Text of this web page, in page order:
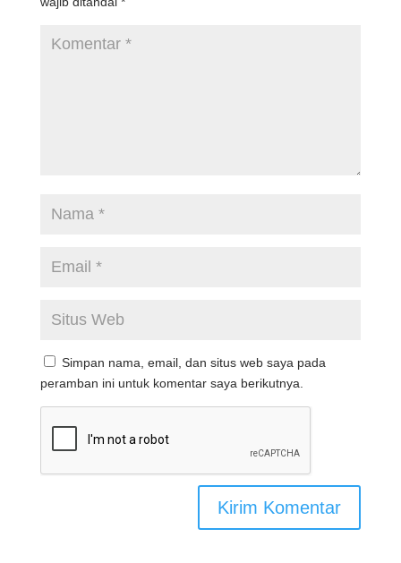
Simpan nama, email, dan situs web saya pada
peramban ini untuk komentar saya berikutnya.